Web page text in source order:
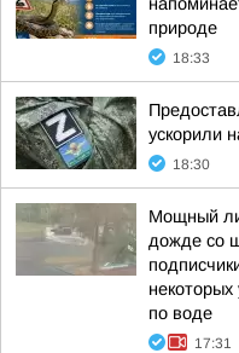
природе
18:33
ускорили
18:30
Мощный
дожде со
по воде
17:31